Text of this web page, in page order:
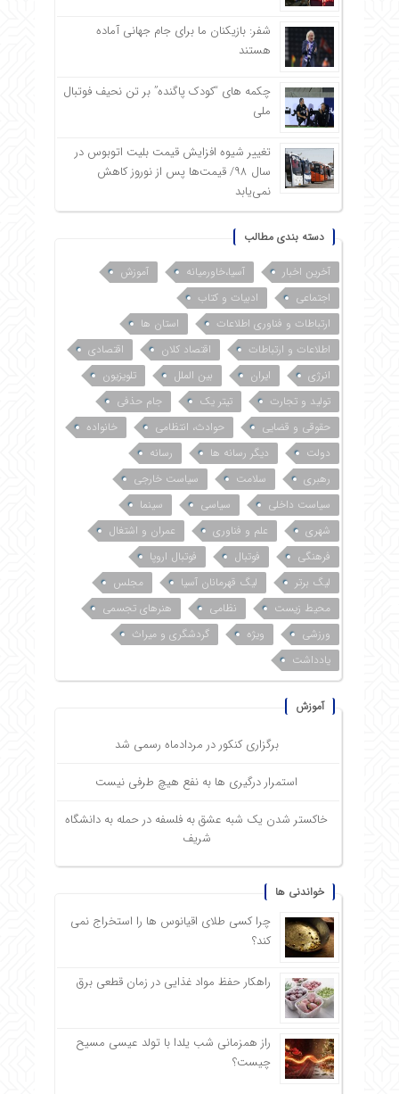
شفر: بازیکنان ما برای جام جهانی آماده
هستند
چکمه های “کودک پاگنده” بر تن نحیف فوتبال
ملی
تغییر شیوه افزایش قیمت بلیت اتوبوس در
سال ۹۸/ قیمت‌ها پس از نوروز کاهش
نمی‌یابد
دسته بندی مطالب
آخرین اخبار آسیا،خاورمیانه
آموزش
اجتماعی
ادبیات و کتاب
ارتباطات و فناوری اطلاعات
استان ها
اطلاعات و ارتباطات
اقتصاد کلان
اقتصادی
انرژی
ایران بین الملل
تلویزیون
تولید و تجارت
تیتر یک
جام حذفی
حقوقی و قضایی
حوادث، انتظامی
خانواده
دولت
دیگر رسانه ها
رسانه
رهبری
سلامت
سیاست خارجی
سیاست داخلی
سیاسی
سینما
شهری
علم و فناوری
عمران و اشتغال
فرهنگی
فوتبال
فوتبال اروپا
لیگ برتر
لیگ قهرمانان آسیا
مجلس
محیط زیست
نظامی
هنرهای تجسمی
ورزشی
ویژه
گردشگری و میراث
یادداشت
آموزش
برگزاری کنکور در مردادماه رسمی شد
استمرار درگیری ها به نفع هیچ طرفی نیست
خاکستر شدن یک شبه عشق به فلسفه در حمله به دانشگاه
شریف
خواندنی ها
چرا کسی طلای اقیانوس ها را استخراج نمی
کند؟
راهکار حفظ مواد غذایی در زمان قطعی برق
راز همزمانی شب یلدا با تولد عیسی مسیح
چیست؟